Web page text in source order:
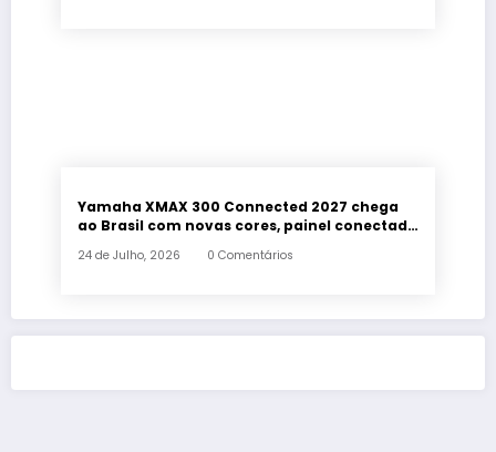
Yamaha XMAX 300 Connected 2027 chega
ao Brasil com novas cores, painel conectado
24 de Julho, 2026 0 Comentários